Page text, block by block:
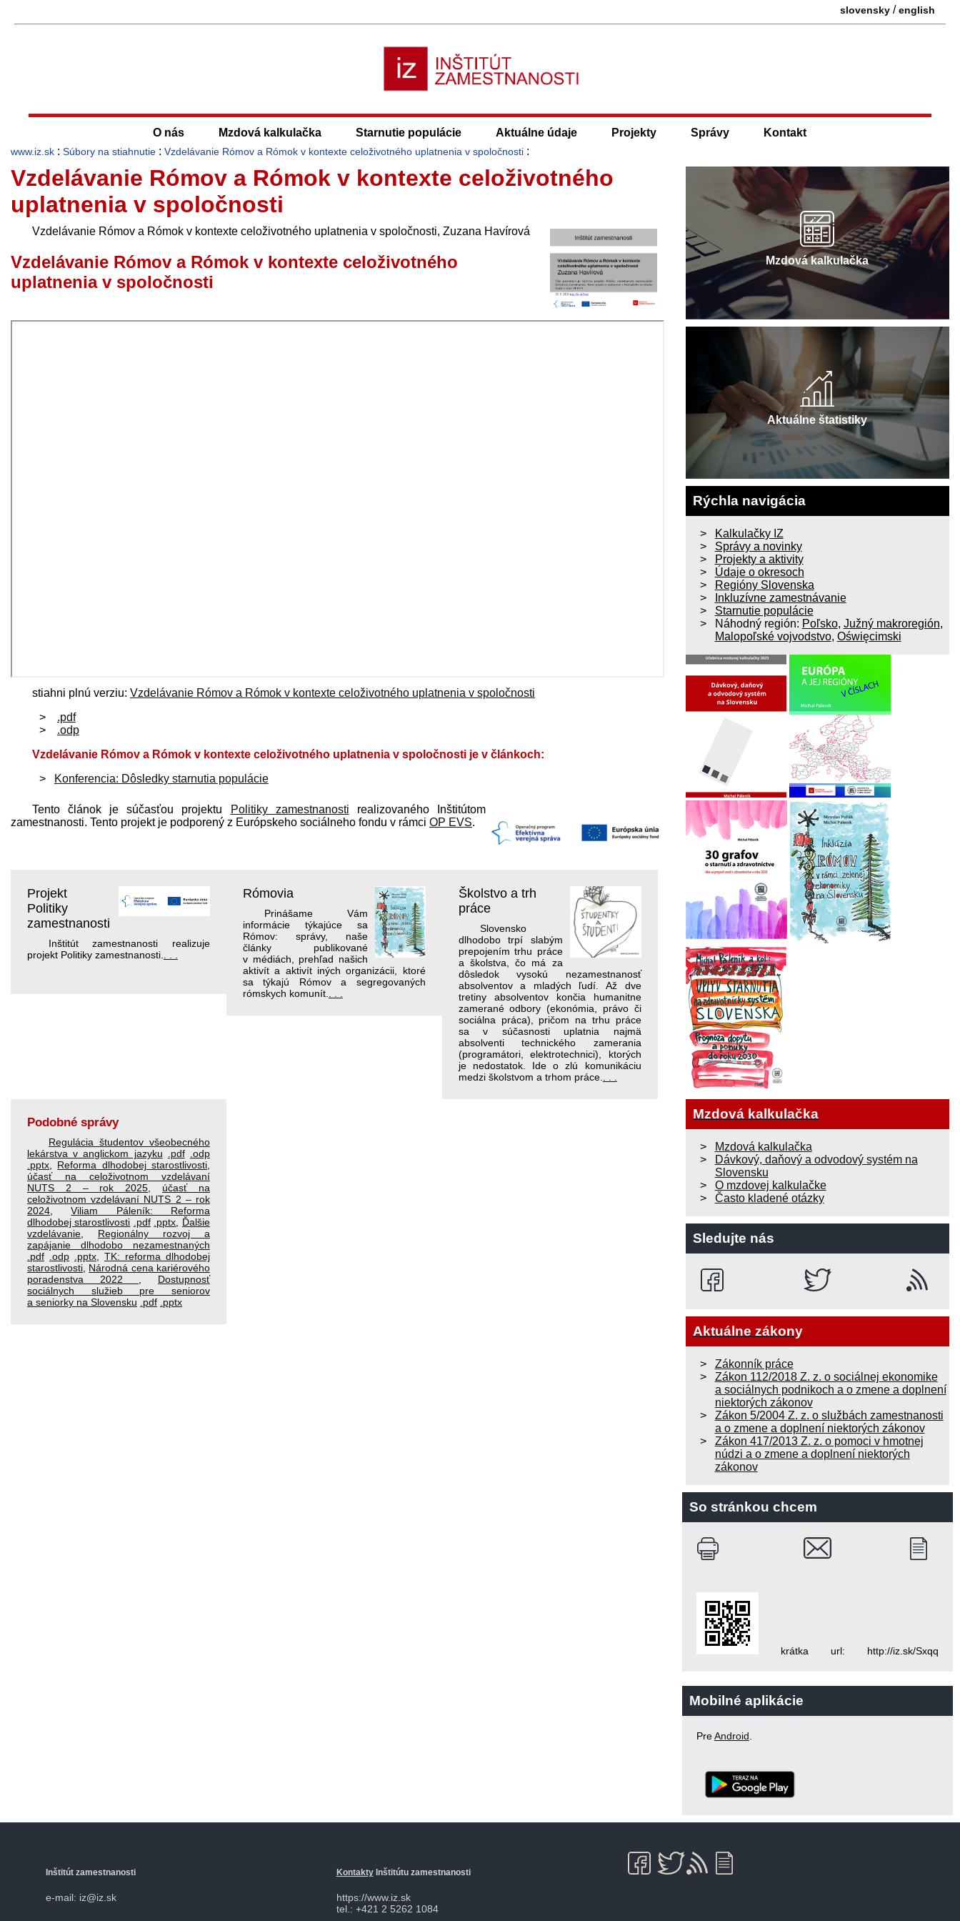
slovensky /english
O nás Mzdová kalkulačka Starnutie populácie Aktuálne údaje Projekty Správy Kontakt
www.iz.sk : Súbory na stiahnutie : Vzdelávanie Rómov a Rómok v kontexte celoživotného uplatnenia v spoločnosti :
Vzdelávanie Rómov a Rómok v kontexte celoživotného
uplatnenia v spoločnosti
Vzdelávanie Rómov a Rómok v kontexte celoživotného uplatnenia v spoločnosti, Zuzana Havírová
Vzdelávanie Rómov a Rómok v kontexte celoživotného
uplatnenia v spoločnosti
stiahni plnú verziu: Vzdelávanie Rómov a Rómok v kontexte celoživotného uplatnenia v spoločnosti
.pdf
.odp
Vzdelávanie Rómov a Rómok v kontexte celoživotného uplatnenia v spoločnosti je v článkoch:
Konferencia: Dôsledky starnutia populácie
Tento článok je súčasťou projektu Politiky zamestnanosti realizovaného Inštitútom
zamestnanosti. Tento projekt je podporený z Európskeho sociálneho fondu v rámci OP EVS.
Projekt
Politiky
zamestnanosti
Inštitút zamestnanosti realizuje
projekt Politiky zamestnanosti.
Rómovia
Prinášame Vám
informácie týkajúce sa
Rómov: správy, naše
články publikované
v médiách, prehľad našich
aktivít a aktivít iných organizácii, ktoré
sa týkajú Rómov a segregovaných
rómskych komunít.
Školstvo a trh
práce
Slovensko
dlhodobo trpí slabým
prepojením trhu práce
a školstva, čo má za
dôsledok vysokú nezamestnanosť
absolventov a mladých ľudí. Až dve
tretiny absolventov končia humanitne
zamerané odbory (ekonómia, právo či
sociálna práca), pričom na trhu práce
sa v súčasnosti uplatnia najmä
absolventi technického zamerania
(programátori, elektrotechnici), ktorých
je nedostatok. Ide o zlú komunikáciu
medzi školstvom a trhom práce.
Podobné správy
Regulácia študentov všeobecného
lekárstva v anglickom jazyku
.pdf
.odp
.pptx
Reforma dlhodobej starostlivosti,
účasť na celoživotnom vzdelávaní
NUTS 2 – rok 2025
účasť na
celoživotnom vzdelávaní NUTS 2 – rok
2024 ,Viliam Páleník: Reforma
dlhodobej starostlivosti
.pdf .pptx
Ďalšie
vzdelávanie
Regionálny rozvoj a
zapájanie dlhodobo nezamestnaných
.pdf
.odp .pptx, TK: reforma dlhodobej
starostlivosti Národná cena kariérového
poradenstva 2022
Dostupnosť
sociálnych služieb pre seniorov
a seniorky na Slovensku
.pdf .pptx
Mzdová kalkulačka
Aktuálne štatistiky
Rýchla navigácia
Kalkulačky IZ
Správy a novinky
Projekty a aktivity
Údaje o okresoch
Regióny Slovenska
Inkluzívne zamestnávanie
Starnutie populácie
Náhodný región: Poľsko, Južný makroregión,
Malopoľské vojvodstvo, Oświęcimski
Mzdová kalkulačka
Mzdová kalkulačka
Dávkový, daňový a odvodový systém na
Slovensku
O mzdovej kalkulačke
Často kladené otázky
Sledujte nás
Aktuálne zákony
Zákonník práce
Zákon 112/2018 Z. z. o sociálnej ekonomike
a sociálnych podnikoch a o zmene a doplnení
niektorých zákonov
Zákon 5/2004 Z. z. o službách zamestnanosti
a o zmene a doplnení niektorých zákonov
Zákon 417/2013 Z. z. o pomoci v hmotnej
núdzi a o zmene a doplnení niektorých
zákonov
So stránkou chcem
krátka url: http://iz.sk/Sxqq
Mobilné aplikácie
PreAndroid
Inštitút zamestnanosti
e-mail: iz@iz.sk
KontaktyInštitútu zamestnanosti
https://www.iz.sk
tel.: +421 2 5262 1084